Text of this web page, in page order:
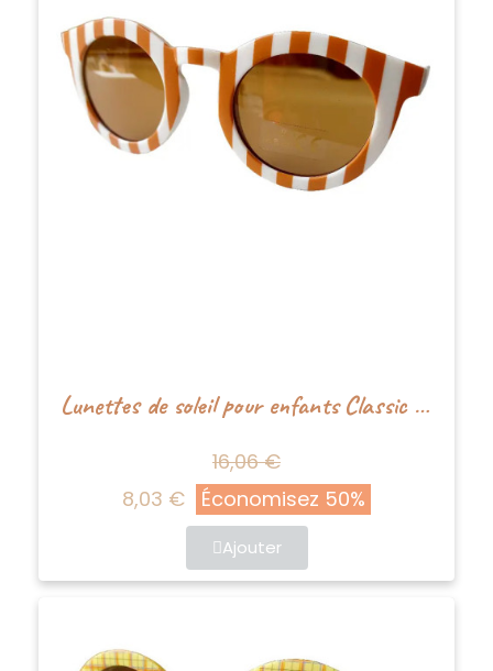
Lunettes de soleil pour enfants Classic Stripe - Crème/caramel - Happy by Lies
16,06 €
8,03 €
Économisez 50%
Ajouter